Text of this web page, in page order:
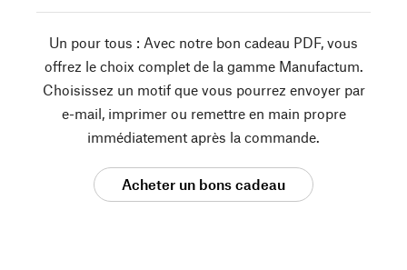
Un pour tous : Avec notre bon cadeau PDF, vous
offrez le choix complet de la gamme Manufactum.
Choisissez un motif que vous pourrez envoyer par
e-mail, imprimer ou remettre en main propre
immédiatement après la commande.
Acheter un bons cadeau